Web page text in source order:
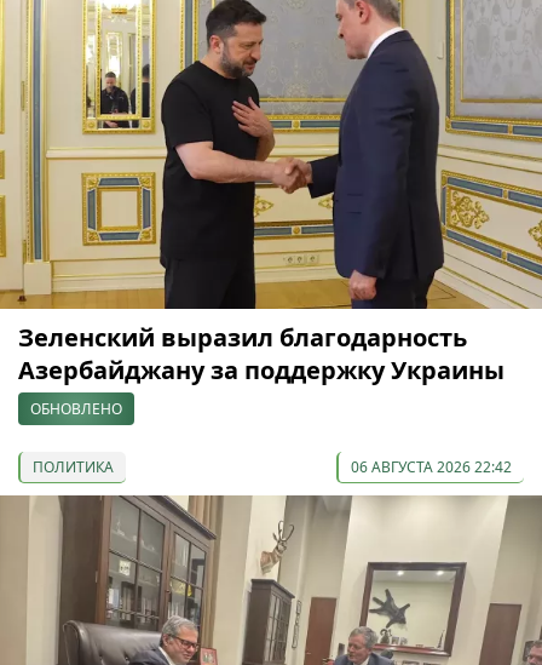
Зеленский выразил благодарность
Азербайджану за поддержку Украины
ОБНОВЛЕНО
ПОЛИТИКА 06 АВГУСТА 2026 22:42